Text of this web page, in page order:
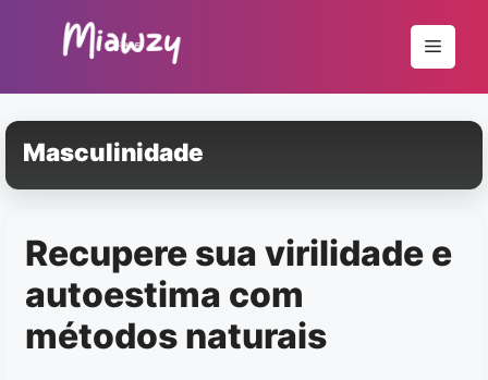
conteúdo
Menu
Masculinidade
Recupere sua virilidade e
autoestima com
métodos naturais